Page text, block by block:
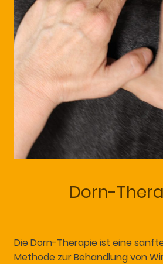
Dorn-
Die Dorn-Therapie ist eine
Methode zur Behandlung von